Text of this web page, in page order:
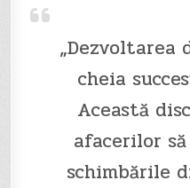
„Dezvoltarea
cheia
Această
afacerilor
schimbările